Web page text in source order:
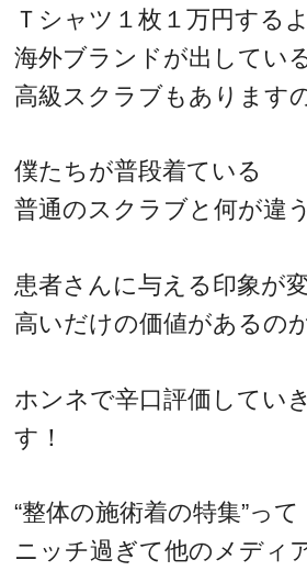
Ｔシャツ１枚１万円する
海外ブランドが出してい
高級スクラブもあります
僕たちが普段着ている
普通のスクラブと何が違
患者さんに与える印象が
高いだけの価値があるのか
ホンネで辛口評価してい
す！
“整体の施術着の特集”って
ニッチ過ぎて他のメディ